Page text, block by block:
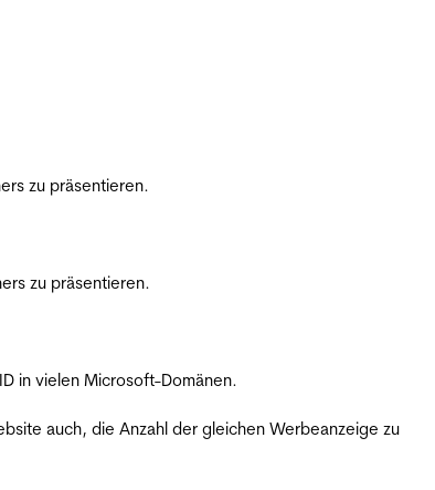
zu präsentieren.
zu präsentieren.
in vielen Microsoft-Domänen.
auch, die Anzahl der gleichen Werbeanzeige zu